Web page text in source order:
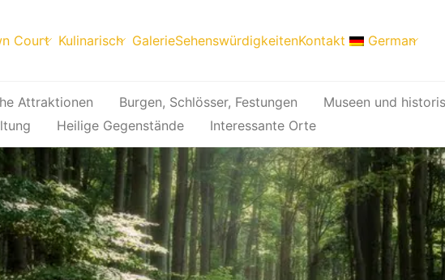
Court Kulinarisch GalerieSehenswürdigkeitenKontakt German
Attraktionen Burgen, Schlösser, Festungen
Museen und
Heilige Gegenstände Interessante Orte